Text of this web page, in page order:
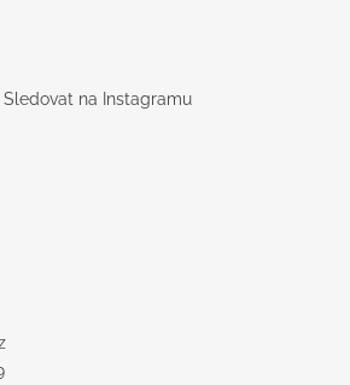
Sledovat na Instagramu